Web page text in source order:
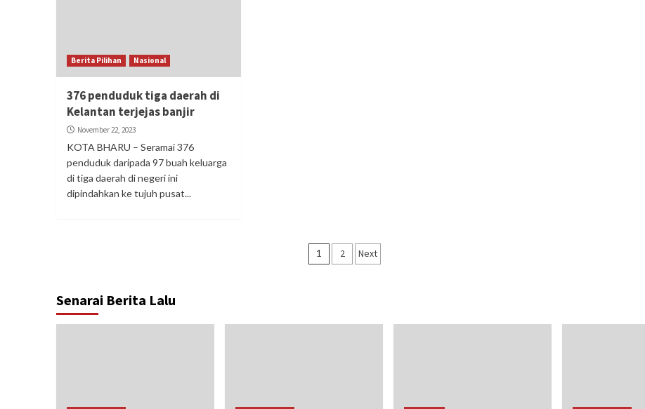
Berita Pilihan Nasional
376 penduduk tiga daerah di
Kelantan terjejas banjir
November 22, 2023
KOTA BHARU – Seramai 376
penduduk daripada 97 buah keluarga
di tiga daerah di negeri ini
dipindahkan ke tujuh pusat...
Posts
1 2 Next
Senarai Berita Lalu